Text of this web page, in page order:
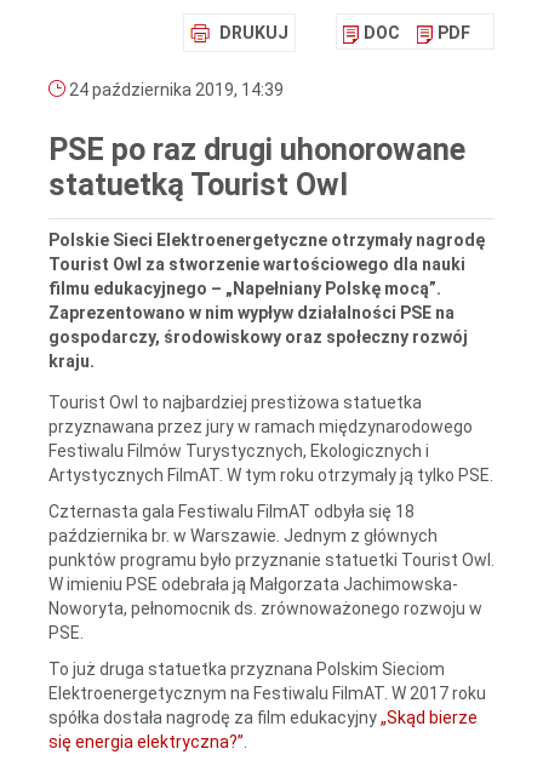
DRUKUJ DOC PDF
24 października 2019, 14:39
PSE po raz drugi uhonorowane
statuetką Tourist Owl
Polskie Sieci Elektroenergetyczne otrzymały nagrodę
Tourist Owl za stworzenie wartościowego dla nauki
filmu edukacyjnego – „Napełniany Polskę mocą”.
Zaprezentowano w nim wypływ działalności PSE na
gospodarczy, środowiskowy oraz społeczny rozwój
kraju.
Tourist Owl to najbardziej prestiżowa statuetka
przyznawana przez jury w ramach międzynarodowego
Festiwalu Filmów Turystycznych, Ekologicznych i
Artystycznych FilmAT. W tym roku otrzymały ją tylko PSE.
Czternasta gala Festiwalu FilmAT odbyła się 18
października br. w Warszawie. Jednym z głównych
punktów programu było przyznanie statuetki Tourist Owl.
W imieniu PSE odebrała ją Małgorzata Jachimowska-
Noworyta, pełnomocnik ds. zrównoważonego rozwoju w
PSE.
To już druga statuetka przyznana Polskim Sieciom
Elektroenergetycznym na Festiwalu FilmAT. W 2017 roku
spółka dostała nagrodę za film edukacyjny„Skąd bierze
się energia elektryczna?”